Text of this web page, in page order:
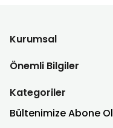
Kurumsal
Önemli Bilgiler
Kategoriler
Bültenimize Abone Ol